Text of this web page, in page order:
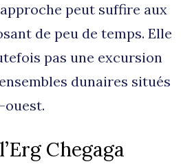
peut suffire aux
de peu de temps. Elle
pas une excursion
dunaires situés
ouest.
Chegaga